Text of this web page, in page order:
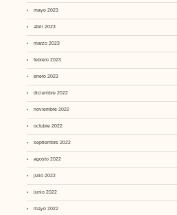
mayo 2023
abril 2023
marzo 2023
febrero 2023
enero 2023
diciembre 2022
noviembre 2022
octubre 2022
septiembre 2022
agosto 2022
julio 2022
junio 2022
mayo 2022